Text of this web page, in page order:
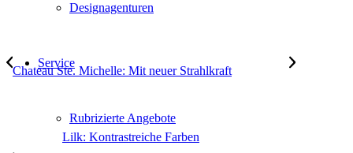
Designagenturen
Service
Rubrizierte Angebote
Chateau Ste. Michelle: Mit neuer Strahlkraft
Lilk: Kontrastreiche Farben